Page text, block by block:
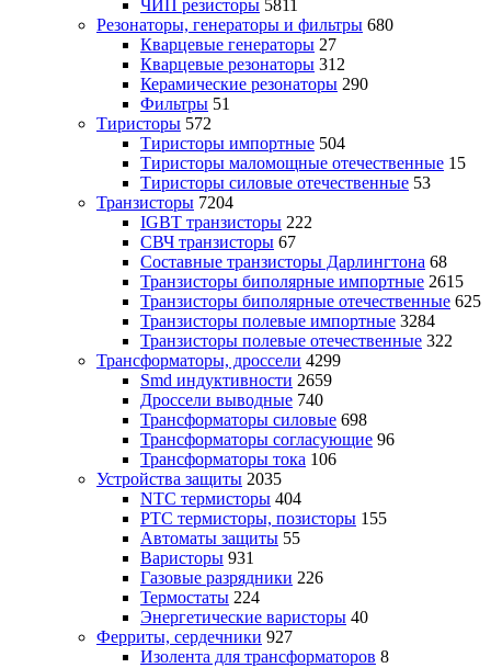
ЧИП резисторы 5811
Резонаторы, генераторы и фильтры 680
Кварцевые генераторы 27
Кварцевые резонаторы 312
Керамические резонаторы 290
Фильтры 51
Тиристоры 572
Тиристоры импортные 504
Тиристоры маломощные отечественные 15
Тиристоры силовые отечественные 53
Транзисторы 7204
IGBT транзисторы 222
СВЧ транзисторы 67
Составные транзисторы Дарлингтона 68
Транзисторы биполярные импортные 2615
Транзисторы биполярные отечественные 625
Транзисторы полевые импортные 3284
Транзисторы полевые отечественные 322
Трансформаторы, дроссели 4299
Smd индуктивности 2659
Дроссели выводные 740
Трансформаторы силовые 698
Трансформаторы согласующие 96
Трансформаторы тока 106
Устройства защиты 2035
NTC термисторы 404
PTC термисторы, позисторы 155
Автоматы защиты 55
Варисторы 931
Газовые разрядники 226
Термостаты 224
Энергетические варисторы 40
Ферриты, сердечники 927
Изолента для трансформаторов 8